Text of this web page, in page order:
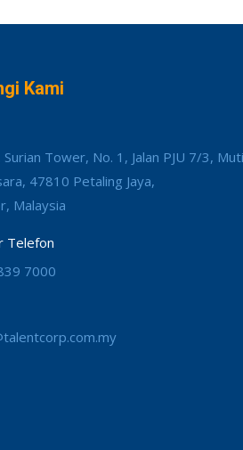
Kami
Surian Tower, No. 1, Jalan PJU 7/3,
47810 Petaling Jaya,
Malaysia
Telefon
7000